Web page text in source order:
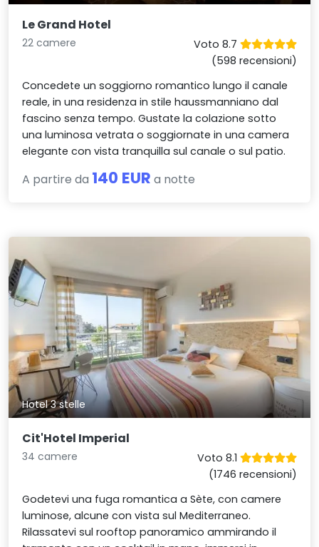
Le Grand Hotel
22 camere
Voto 8.7
(598 recensioni)
Concedete un soggiorno romantico lungo il canale
reale, in una residenza in stile haussmanniano dal
fascino senza tempo. Gustate la colazione sotto
una luminosa vetrata o soggiornate in una camera
elegante con vista tranquilla sul canale o sul patio.
A partire da 140 EUR a notte
Hotel 3 stelle
Cit'Hotel Imperial
34 camere
Voto 8.1
(1746 recensioni)
Godetevi una fuga romantica a Sète, con camere
luminose, alcune con vista sul Mediterraneo.
Rilassatevi sul rooftop panoramico ammirando il